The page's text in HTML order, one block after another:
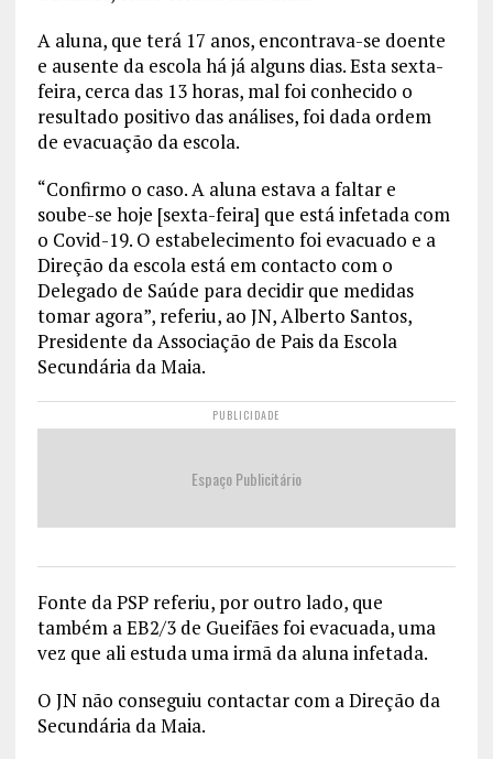
A aluna, que terá 17 anos, encontrava-se doente
e ausente da escola há já alguns dias. Esta sexta-
feira, cerca das 13 horas, mal foi conhecido o
resultado positivo das análises, foi dada ordem
de evacuação da escola.
“Confirmo o caso. A aluna estava a faltar e
soube-se hoje [sexta-feira] que está infetada com
o Covid-19. O estabelecimento foi evacuado e a
Direção da escola está em contacto com o
Delegado de Saúde para decidir que medidas
tomar agora”, referiu, ao JN, Alberto Santos,
Presidente da Associação de Pais da Escola
Secundária da Maia.
PUBLICIDADE
Espaço Publicitário
Fonte da PSP referiu, por outro lado, que
também a EB2/3 de Gueifães foi evacuada, uma
vez que ali estuda uma irmã da aluna infetada.
O JN não conseguiu contactar com a Direção da
Secundária da Maia.